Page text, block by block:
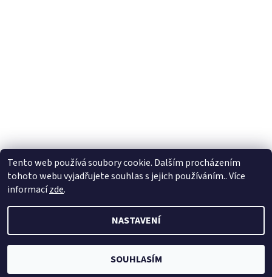
2026 © Auta pro děti, všechna práva vyhrazena
Vytvořil Shoptet
Tento web používá soubory cookie. Dalším procházením
tohoto webu vyjadřujete souhlas s jejich používáním.. Více
informacízde.
NASTAVENÍ
SOUHLASÍM